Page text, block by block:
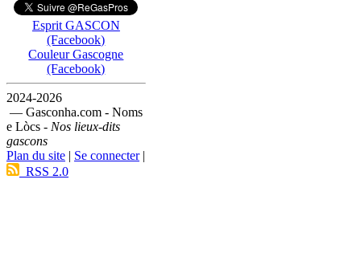
Esprit GASCON
(Facebook)
Couleur Gascogne
(Facebook)
2024-2026
— Gasconha.com - Noms
e Lòcs - Nos lieux-dits
gascons
Plan du site | Se connecter|
RSS 2.0